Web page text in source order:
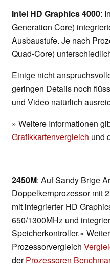
Intel HD Graphics 4000:
Generation Core)
Ausbaustufe. Je nach
Quad-Core)
Einige nicht
geringen Details noch
und Video natürlich
» Weitere Informationen
Grafikkartenvergleich und
2450M: Auf Sandy Brige
Doppelkernprozessor mit
mit integrierter HD
650/1300MHz und
Speicherkontroller.»
Prozessorvergleich
derProzessoren